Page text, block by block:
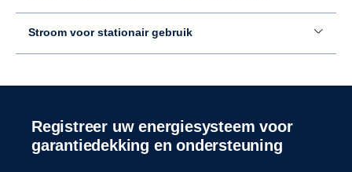
Stroom voor stationair gebruik
Registreer uw energiesysteem voor
garantiedekking en ondersteuning